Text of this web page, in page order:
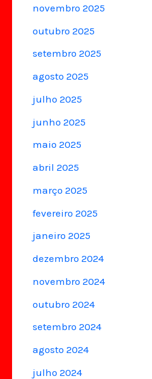
novembro 2025
outubro 2025
setembro 2025
agosto 2025
julho 2025
junho 2025
maio 2025
abril 2025
março 2025
fevereiro 2025
janeiro 2025
dezembro 2024
novembro 2024
outubro 2024
setembro 2024
agosto 2024
julho 2024